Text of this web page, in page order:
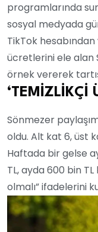
programlarında
sosyal medyada
TikTok
ücretlerini ele alan
örnek vererek
‘TEMİZLİKÇİ
Sönmezer
oldu. Alt kat 6, üst
Haftada bir gelse
TL, ayda 600 bin
olmalı” ifadelerini